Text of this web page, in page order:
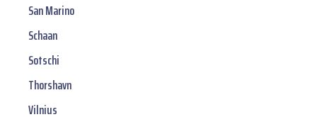
San Marino
Schaan
Sotschi
Thorshavn
Vilnius